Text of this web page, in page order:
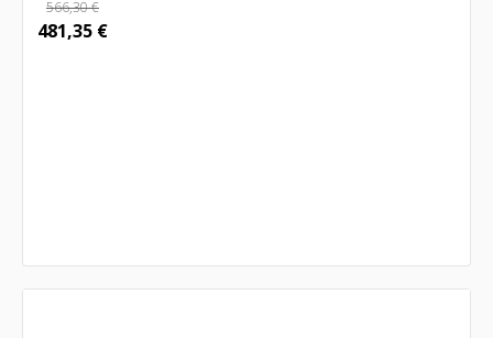
566,30€
481,35 €